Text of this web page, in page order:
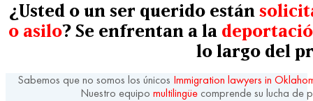
¿Usted o un ser querido están
o asilo? Se enfrentan a la
lo largo del
Sabemos que no somos los únicos Immigration lawyers in
Nuestro equipo multilingüe comprende su lucha de